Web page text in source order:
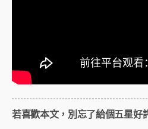
若喜歡本文，別忘了給個五星好